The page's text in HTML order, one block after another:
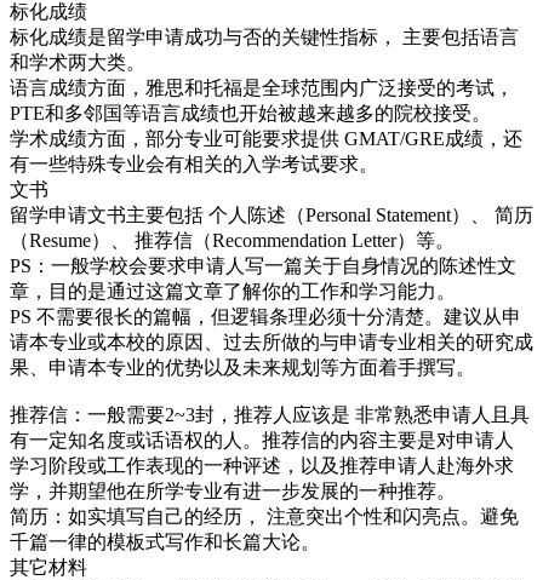
标化成绩
标化成绩是留学申请成功与否的关键性指标， 主要包括语言
和学术两大类。
语言成绩方面，雅思和托福是全球范围内广泛接受的考试，
PTE和多邻国等语言成绩也开始被越来越多的院校接受。
学术成绩方面，部分专业可能要求提供 GMAT/GRE成绩，还
有一些特殊专业会有相关的入学考试要求。
文书
留学申请文书主要包括 个人陈述（Personal Statement）、 简历
（Resume）、 推荐信（Recommendation Letter）等。
PS：一般学校会要求申请人写一篇关于自身情况的陈述性文
章，目的是通过这篇文章了解你的工作和学习能力。
PS 不需要很长的篇幅，但逻辑条理必须十分清楚。建议从申
请本专业或本校的原因、过去所做的与申请专业相关的研究成
果、申请本专业的优势以及未来规划等方面着手撰写。
推荐信：一般需要2~3封，推荐人应该是 非常熟悉申请人且具
有一定知名度或话语权的人。推荐信的内容主要是对申请人
学习阶段或工作表现的一种评述，以及推荐申请人赴海外求
学，并期望他在所学专业有进一步发展的一种推荐。
简历：如实填写自己的经历， 注意突出个性和闪亮点。避免
千篇一律的模板式写作和长篇大论。
其它材料